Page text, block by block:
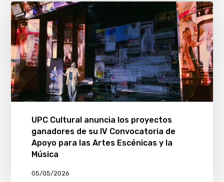
UPC Cultural anuncia los proyectos
ganadores de su IV Convocatoria de
Apoyo para las Artes Escénicas y la
Música
05/05/2026